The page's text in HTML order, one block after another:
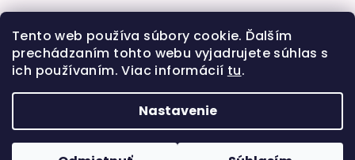
Tento web používa súbory cookie. Ďalším
prechádzaním tohto webu vyjadrujete súhlas s
ich používaním. Viac informácií tu.
Nastavenie
shop @babymarket.sk
+421 914 334 455
Upraviť nastavenie cookies